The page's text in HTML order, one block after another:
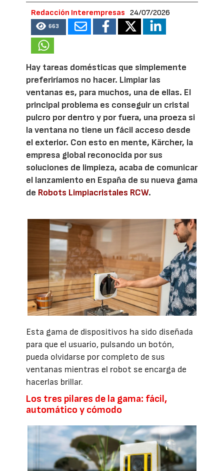
Redacción Interempresas 24/07/2026
663
Hay tareas domésticas que simplemente
preferiríamos no hacer. Limpiar las
ventanas es, para muchos, una de ellas. El
principal problema es conseguir un cristal
pulcro por dentro y por fuera, una proeza si
la ventana no tiene un fácil acceso desde
el exterior. Con esto en mente, Kärcher, la
empresa global reconocida por sus
soluciones de limpieza, acaba de comunicar
el lanzamiento en España de su nueva gama
de Robots Limpiacristales RCW.
Esta gama de dispositivos ha sido diseñada
para que el usuario, pulsando un botón,
pueda olvidarse por completo de sus
ventanas mientras el robot se encarga de
hacerlas brillar.
Los tres pilares de la gama: fácil,
automático y cómodo